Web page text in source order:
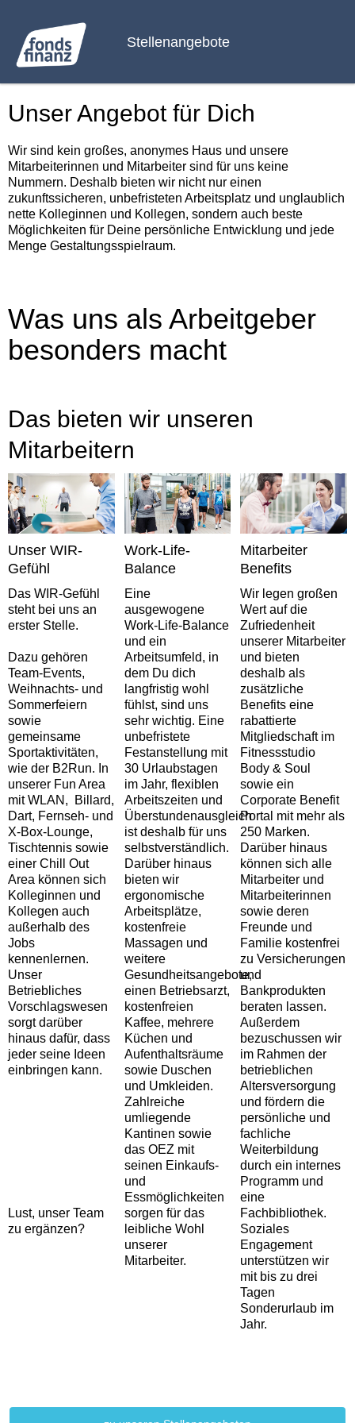
Stellenangebote
Unser Angebot für Dich
Wir sind kein großes, anonymes Haus und unsere
Mitarbeiterinnen und Mitarbeiter sind für uns keine
Nummern. Deshalb bieten wir nicht nur einen
zukunftssicheren, unbefristeten Arbeitsplatz und unglaublich
nette Kolleginnen und Kollegen, sondern auch beste
Möglichkeiten für Deine persönliche Entwicklung und jede
Menge Gestaltungsspielraum.
Was uns als Arbeitgeber
besonders macht
Das bieten wir unseren
Mitarbeitern
Unser WIR-
Gefühl
Das WIR-Gefühl
steht bei uns an
erster Stelle.
Dazu gehören
Team-Events,
Weihnachts- und
Sommerfeiern
sowie
gemeinsame
Sportaktivitäten,
wie der B2Run. In
unserer Fun Area
mit WLAN, Billard,
Dart, Fernseh- und
X-Box-Lounge,
Tischtennis sowie
einer Chill Out
Area können sich
Kolleginnen und
Kollegen auch
außerhalb des
Jobs
kennenlernen.
Unser
Betriebliches
Vorschlagswesen
sorgt darüber
hinaus dafür, dass
jeder seine Ideen
einbringen kann.
Lust, unser Team
zu ergänzen?
Work-Life-
Balance
Eine
ausgewogene
Work-Life-Balance
und ein
Arbeitsumfeld, in
dem Du dich
langfristig wohl
fühlst, sind uns
sehr wichtig. Eine
unbefristete
Festanstellung mit
30 Urlaubstagen
im Jahr, flexiblen
Arbeitszeiten und
Überstundenausgleich
ist deshalb für uns
selbstverständlich.
Darüber hinaus
bieten wir
ergonomische
Arbeitsplätze,
kostenfreie
Massagen und
weitere
Gesundheitsangebote,
einen Betriebsarzt,
kostenfreien
Kaffee, mehrere
Küchen und
Aufenthaltsräume
sowie Duschen
und Umkleiden.
Zahlreiche
umliegende
Kantinen sowie
das OEZ mit
seinen Einkaufs-
und
Essmöglichkeiten
sorgen für das
leibliche Wohl
unserer
Mitarbeiter.
Mitarbeiter
Benefits
Wir legen großen
Wert auf die
Zufriedenheit
unserer Mitarbeiter
und bieten
deshalb als
zusätzliche
Benefits eine
rabattierte
Mitgliedschaft im
Fitnessstudio
Body & Soul
sowie ein
Corporate Benefit
Portal mit mehr als
250 Marken.
Darüber hinaus
können sich alle
Mitarbeiter und
Mitarbeiterinnen
sowie deren
Freunde und
Familie kostenfrei
zu Versicherungen
und
Bankprodukten
beraten lassen.
Außerdem
bezuschussen wir
im Rahmen der
betrieblichen
Altersversorgung
und fördern die
persönliche und
fachliche
Weiterbildung
durch ein internes
Programm und
eine
Fachbibliothek.
Soziales
Engagement
unterstützen wir
mit bis zu drei
Tagen
Sonderurlaub im
Jahr.